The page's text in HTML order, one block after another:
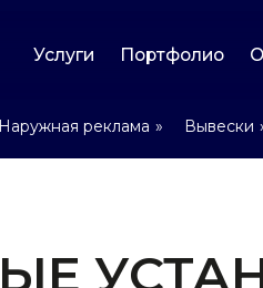
Услуги Портфолио О
Наружная реклама » Вывески